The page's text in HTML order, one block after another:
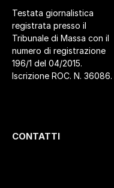
Testata giornalistica
registrata presso il
Tribunale di Massa con il
numero di registrazione
196/1 del 04/2015.
Iscrizione ROC. N. 36086.
CONTATTI